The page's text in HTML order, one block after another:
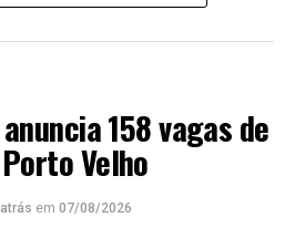
158 vagas de
Velho
em 07/08/2026